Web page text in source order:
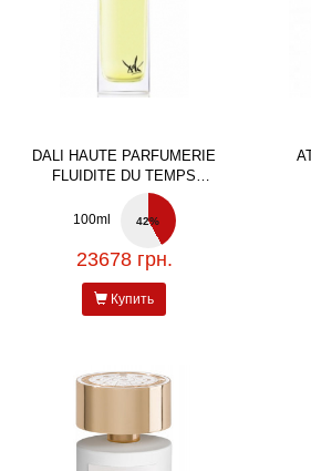
DALI HAUTE PARFUMERIE
FLUIDITE DU TEMPS
IMAGINAIRE
100ml 42%
23678 грн.
Купить